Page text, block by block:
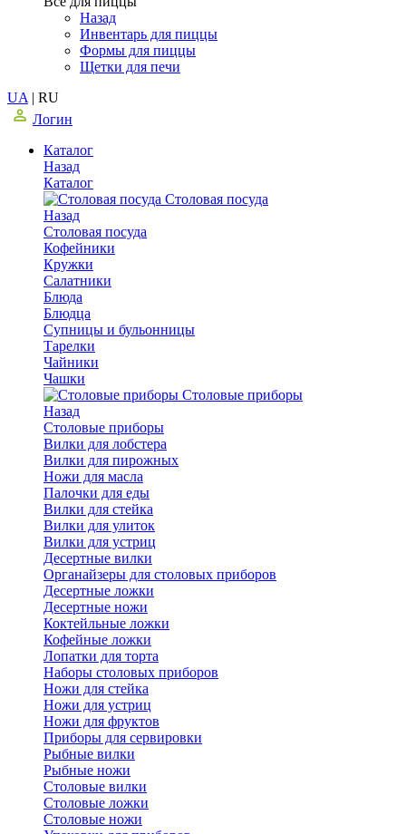
Назад
Инвентарь для пиццы
Формы для пиццы
Щетки для печи
UA | RU
Логин
Каталог
Назад
Каталог
Столовая посуда
Назад
Столовая посуда
Кофейники
Кружки
Салатники
Блюда
Блюдца
Супницы и бульонницы
Тарелки
Чайники
Чашки
Cтоловые приборы
Назад
Cтоловые приборы
Вилки для лобстера
Вилки для пирожных
Ножи для масла
Палочки для еды
Вилки для стейка
Вилки для улиток
Вилки для устриц
Десертные вилки
Органайзеры для столовых приборов
Десертные ложки
Десертные ножи
Коктейльные ложки
Кофейные ложки
Лопатки для торта
Наборы столовых приборов
Ножи для стейка
Ножи для устриц
Ножи для фруктов
Приборы для сервировки
Рыбные вилки
Рыбные ножи
Столовые вилки
Столовые ложки
Столовые ножи